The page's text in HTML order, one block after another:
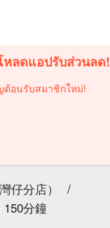
หลดแอปรับส่วนลด!
ต้อนรับสมาชิกใหม่!
仔分店）
/
分鐘